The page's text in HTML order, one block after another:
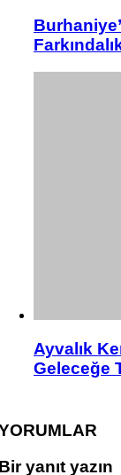
Ayvalık
Geleceğe
yanıt yazın